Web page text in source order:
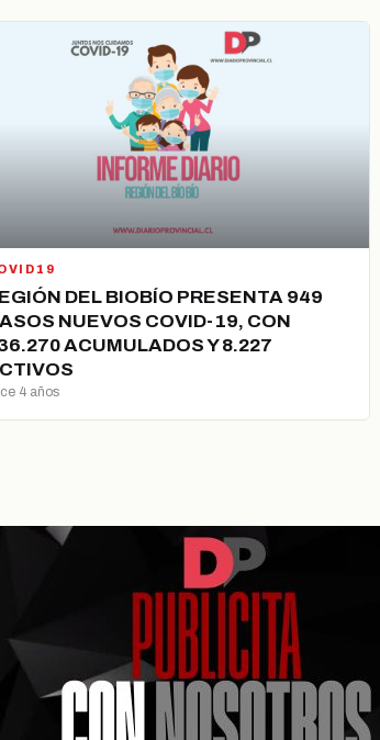
DEL BIOBÍO PRESENTA 949
NUEVOS COVID-19, CON
ACUMULADOS Y 8.227
4 años